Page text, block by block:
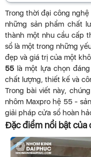
Trong thời đại công
những sản phẩm chất
thành một nhu cầu cấp
sổ là một trong những
đẹp và giá trị của một
55 là một lựa chọn
chất lượng, thiết kế và
Trong bài viết này,
nhôm Maxpro hệ 55 -
giải pháp cửa sổ hoàn
Đặc điểm nổi bật của